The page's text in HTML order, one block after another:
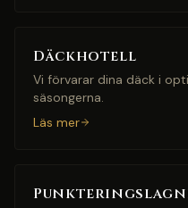
Däckhotell
Vi förvarar dina däck i
säsongerna.
Läs mer